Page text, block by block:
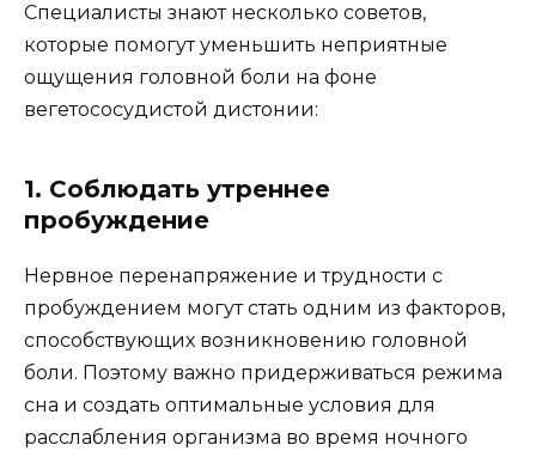
Специалисты знают несколько советов,
которые помогут уменьшить неприятные
ощущения головной боли на фоне
вегетососудистой дистонии:
1. Соблюдать утреннее
пробуждение
Нервное перенапряжение и трудности с
пробуждением могут стать одним из факторов,
способствующих возникновению головной
боли. Поэтому важно придерживаться режима
сна и создать оптимальные условия для
расслабления организма во время ночного